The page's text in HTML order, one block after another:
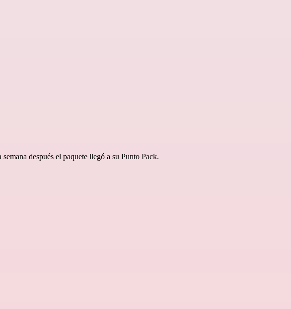
después el paquete llegó a su Punto Pack.